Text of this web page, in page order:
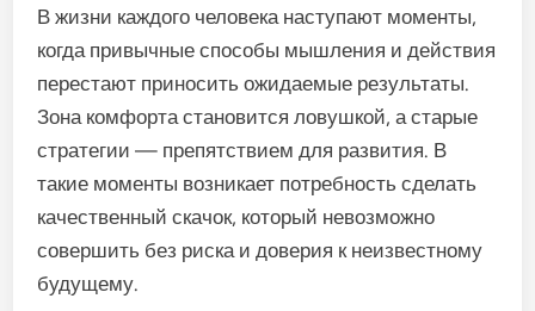
В жизни каждого человека наступают моменты,
когда привычные способы мышления и действия
перестают приносить ожидаемые результаты.
Зона комфорта становится ловушкой, а старые
стратегии — препятствием для развития. В
такие моменты возникает потребность сделать
качественный скачок, который невозможно
совершить без риска и доверия к неизвестному
будущему.